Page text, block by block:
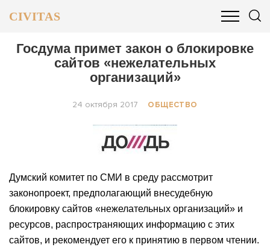
CIVITAS
ОБЩЕСТВО БИЗНЕС И ФИНАНСЫ
Госдума примет закон о блокировке
сайтов «нежелательных
организаций»
24 октября 2017 ОБЩЕСТВО
Думский комитет по СМИ в среду рассмотрит
законопроект, предполагающий внесудебную
блокировку сайтов «нежелательных организаций» и
ресурсов, распространяющих информацию с этих
сайтов, и рекомендует его к принятию в первом чтении.